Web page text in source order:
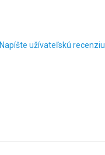
Napíšte užívateľskú recenziu